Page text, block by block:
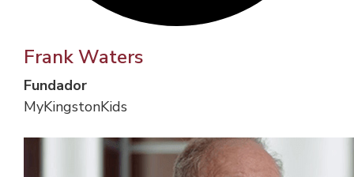
Frank Waters
Fundador
MyKingstonKids